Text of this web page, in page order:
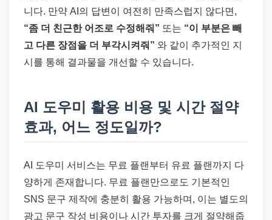
니다. 만약 AI의 답변이 여전히 만족스럽지 않다면,
“좀 더 친근한 어조로 수정해줘” 또는 “이 부분은 빼
고 다른 장점을 더 부각시켜줘” 와 같이 추가적인 지
시를 통해 결과물을 개선할 수 있습니다.
AI 도우미 활용 비용 및 시간 절약
효과, 어느 정도일까?
AI 도우미 서비스는 무료 플랜부터 유료 플랜까지 다
양하게 존재합니다. 무료 플랜만으로도 기본적인
SNS 문구 제작에 충분히 활용 가능하며, 이는 별도의
광고 문구 작성 비용이나 시간 투자를 크게 절약해줍